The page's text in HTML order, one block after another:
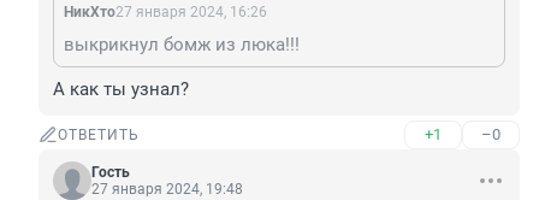
НикХто27 января 2024, 16:26
выкрикнул бомж из люка!!!
А как ты узнал?
ОТВЕТИТЬ +1 –0
Гость
27 января 2024, 19:48